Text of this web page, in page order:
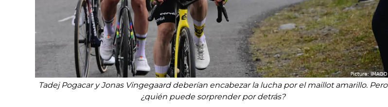
Tadej Pogacar y Jonas Vingegaard deberían encabezar la lucha por el maillot amarillo. Pero
¿quién puede sorprender por detrás?